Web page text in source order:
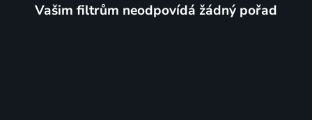
Vašim filtrům neodpovídá žádný pořad